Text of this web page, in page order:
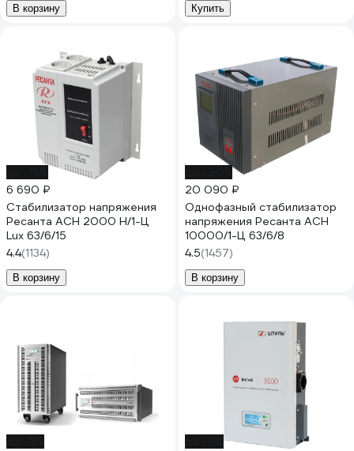
В корзину Купить
6 690 ₽
Стабилизатор напряжения
Ресанта АСН 2000 Н/1-Ц
Lux 63/6/15
4.4(1134)
В корзину
20 090 ₽
Однофазный стабилизатор
напряжения Ресанта АСН
10000/1-Ц 63/6/8
4.5(1457)
В корзину